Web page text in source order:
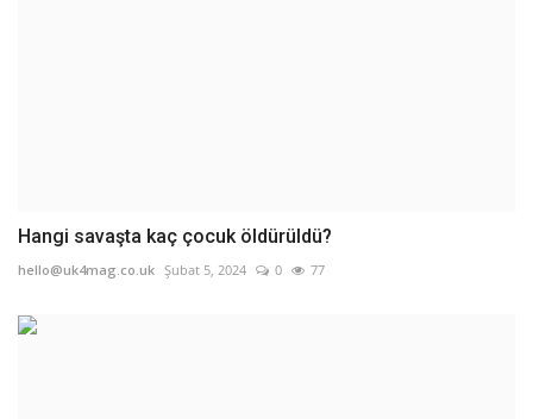
Hangi savaşta kaç çocuk öldürüldü?
hello@uk4mag.co.uk Şubat 5, 2024 0 77